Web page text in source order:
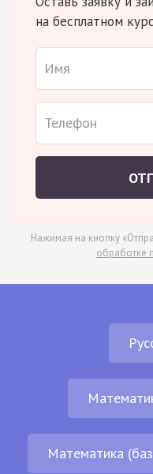
на бесплатном
Нажимая на кнопку
обработке
Математика